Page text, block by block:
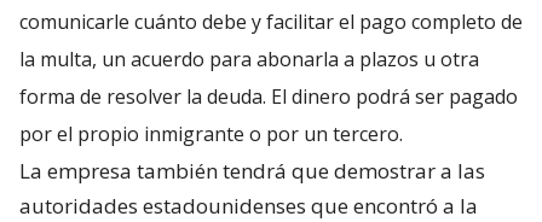
comunicarle cuánto debe y facilitar el pago completo de
la multa, un acuerdo para abonarla a plazos u otra
forma de resolver la deuda. El dinero podrá ser pagado
por el propio inmigrante o por un tercero.
La empresa también tendrá que demostrar a las
autoridades estadounidenses que encontró a la